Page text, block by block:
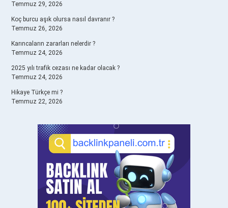
Temmuz 29, 2026
Koç burcu aşık olursa nasıl davranır ?
Temmuz 26, 2026
Karıncaların zararları nelerdir ?
Temmuz 24, 2026
2025 yılı trafik cezası ne kadar olacak ?
Temmuz 24, 2026
Hikaye Türkçe mi ?
Temmuz 22, 2026